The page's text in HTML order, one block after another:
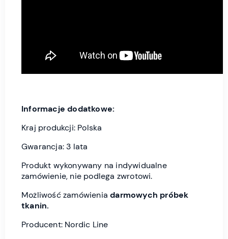
Informacje dodatkowe:
Kraj produkcji: Polska
Gwarancja: 3 lata
Produkt wykonywany na indywidualne
zamówienie, nie podlega zwrotowi.
Możliwość zamówieniadarmowych próbek
tkanin.
Producent: Nordic Line